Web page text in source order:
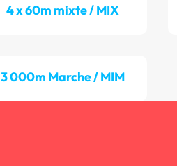
4 x 60m mixte / MIX
3 000m Marche / MIM